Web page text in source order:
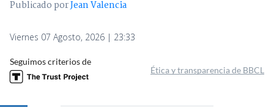
Publicado porJean Valencia
Viernes 07 Agosto, 2026 | 23:33
Seguimos criterios de
Ética y transparencia de BBCL